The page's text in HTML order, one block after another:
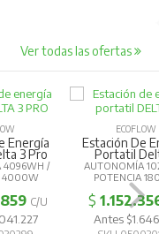
Ver todas las ofertas
Energía
3 Pro
4096WH /
4000W
C/U
ECOFLOW
Estación De
Portatil
AUTONOMÍA
POTENCIA
$
Antes